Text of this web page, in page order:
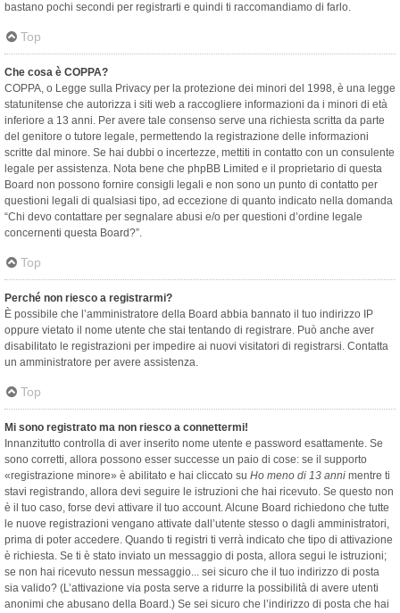
bastano pochi secondi per registrarti e quindi ti raccomandiamo di farlo.
Top
Che cosa è COPPA?
COPPA, o Legge sulla Privacy per la protezione dei minori del 1998, è una legge
statunitense che autorizza i siti web a raccogliere informazioni da i minori di età
inferiore a 13 anni. Per avere tale consenso serve una richiesta scritta da parte
del genitore o tutore legale, permettendo la registrazione delle informazioni
scritte dal minore. Se hai dubbi o incertezze, mettiti in contatto con un consulente
legale per assistenza. Nota bene che phpBB Limited e il proprietario di questa
Board non possono fornire consigli legali e non sono un punto di contatto per
questioni legali di qualsiasi tipo, ad eccezione di quanto indicato nella domanda
“Chi devo contattare per segnalare abusi e/o per questioni d’ordine legale
concernenti questa Board?”.
Top
Perché non riesco a registrarmi?
È possibile che l’amministratore della Board abbia bannato il tuo indirizzo IP
oppure vietato il nome utente che stai tentando di registrare. Può anche aver
disabilitato le registrazioni per impedire ai nuovi visitatori di registrarsi. Contatta
un amministratore per avere assistenza.
Top
Mi sono registrato ma non riesco a connettermi!
Innanzitutto controlla di aver inserito nome utente e password esattamente. Se
sono corretti, allora possono esser successe un paio di cose: se il supporto
«registrazione minore» è abilitato e hai cliccato su Ho meno di 13 anni mentre ti
stavi registrando, allora devi seguire le istruzioni che hai ricevuto. Se questo non
è il tuo caso, forse devi attivare il tuo account. Alcune Board richiedono che tutte
le nuove registrazioni vengano attivate dall’utente stesso o dagli amministratori,
prima di poter accedere. Quando ti registri ti verrà indicato che tipo di attivazione
è richiesta. Se ti è stato inviato un messaggio di posta, allora segui le istruzioni;
se non hai ricevuto nessun messaggio... sei sicuro che il tuo indirizzo di posta
sia valido? (L’attivazione via posta serve a ridurre la possibilità di avere utenti
anonimi che abusano della Board.) Se sei sicuro che l’indirizzo di posta che hai